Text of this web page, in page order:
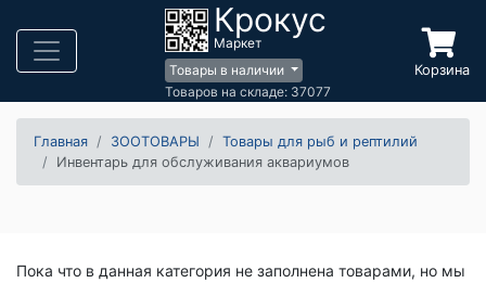
Крокус
Маркет
Товары в наличии
Товаров на складе: 37077
Корзина
Главная ЗООТОВАРЫ
Товары для рыб и рептилий
Инвентарь для обслуживания аквариумов
Пока что в данная категория не заполнена товарами, но мы